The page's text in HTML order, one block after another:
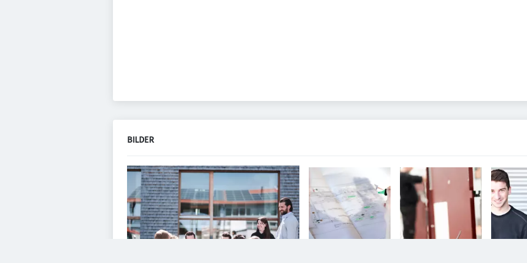
BILDER